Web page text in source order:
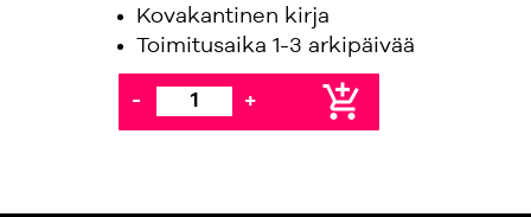
Kovakantinen kirja
Toimitusaika 1-3 arkipäivää
- + add_shopping_cart